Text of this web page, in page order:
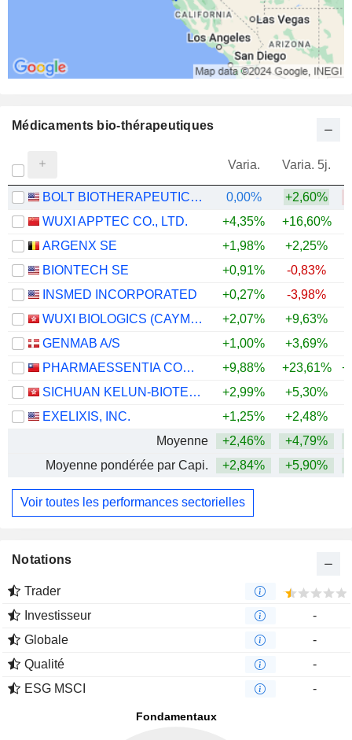
Médicaments bio-thérapeutiques
Varia. Varia. 5j.
BOLT BIOTHERAPEUTICS, INC. 0,00% +2,60%
WUXI APPTEC CO., LTD.
+4,35% +16,60%
ARGENX SE
+1,98% +2,25%
BIONTECH SE
+0,91% -0,83%
INSMED INCORPORATED
+0,27% -3,98%
WUXI BIOLOGICS (CAYMAN) INC.
+2,07% +9,63%
GENMAB A/S
+1,00% +3,69%
PHARMAESSENTIA CORPORATION
+9,88% +23,61%
SICHUAN KELUN-BIOTECH BIOPHARMACEUTICAL CO., LTD.
+2,99% +5,30%
EXELIXIS, INC.
+1,25% +2,48%
Moyenne
+2,46% +4,79%
Moyenne pondérée par Capi.
+2,84% +5,90%
Voir toutes les performances sectorielles
Notations
Trader
Investisseur
-
Globale
-
Qualité
-
ESG MSCI
-